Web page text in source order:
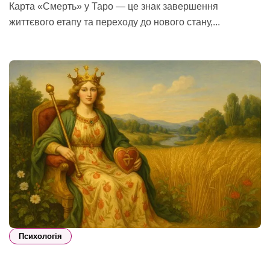
Карта «Смерть» у Таро — це знак завершення
життєвого етапу та переходу до нового стану,...
Психологія